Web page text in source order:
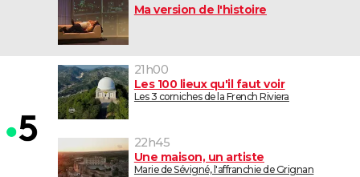
Ma version de l'histoire
21h00
Les 100 lieux qu'il faut voir
Les 3 corniches de la French Riviera
22h45
Une maison, un artiste
Marie de Sévigné, l'affranchie de Grignan